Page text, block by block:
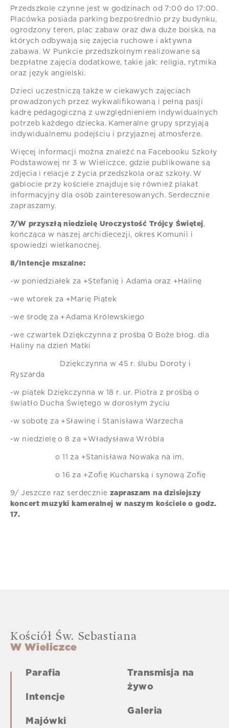
Przedszkole czynne jest w godzinach od 7:00 do 17:00.
Placówka posiada parking bezpośrednio przy budynku,
ogrodzony teren, plac zabaw oraz dwa duże boiska, na
których odbywają się zajęcia ruchowe i aktywna
zabawa. W Punkcie przedszkolnym realizowane są
bezpłatne zajęcia dodatkowe, takie jak: religia, rytmika
oraz język angielski.
Dzieci uczestniczą także w ciekawych zajęciach
prowadzonych przez wykwalifikowaną i pełną pasji
kadrę pedagogiczną z uwzględnieniem indywidualnych
potrzeb każdego dziecka. Kameralne grupy sprzyjają
indywidualnemu podejściu i przyjaznej atmosferze.
Więcej informacji można znaleźć na Facebooku Szkoły
Podstawowej nr 3 w Wieliczce, gdzie publikowane są
zdjęcia i relacje z życia przedszkola oraz szkoły. W
gablocie przy kościele znajduje się również plakat
informacyjny dla osób zainteresowanych. Serdecznie
zapraszamy.
7/W przyszłą niedzielę Uroczystość Trójcy Świętej,
kończąca w naszej archidiecezji, okres Komunii i
spowiedzi wielkanocnej.
8/Intencje mszalne:
-w poniedziałek za +Stefanię i Adama oraz +Halinę
-we wtorek za +Marię Piątek
-we środę za +Adama Królewskiego
-we czwartek Dziękczynna z prośbą 0 Boże błog. dla
Haliny na dzień Matki
Dziękczynna w 45 r. ślubu Doroty i
Ryszarda
-w piątek Dziękczynna w 18 r. ur. Piotra z prośbą o
światło Ducha Świętego w dorosłym życiu
-w sobotę za +Sławinę i Stanisława Warzecha
-w niedzielę o 8 za +Władysława Wróbla
o 11 za +Stanisława Nowaka na im.
o 16 za +Zofię Kucharską i synową Zofię
9/ Jeszcze raz serdecznie zapraszam na dzisiejszy
koncert muzyki kameralnej w naszym kościele o godz.
17.
Kościół Św. Sebastiana
W Wieliczce
Parafia
Intencje
Majówki
Transmisja na
żywo
Galeria